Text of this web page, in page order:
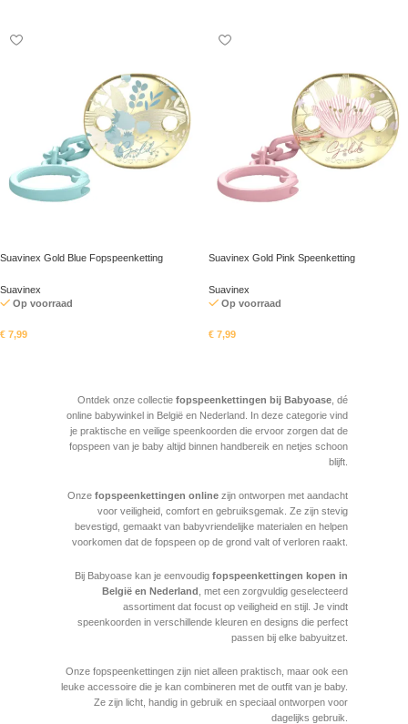
Suavinex Gold Blue Fopspeenketting
Suavinex
Op voorraad
€ 7,99
Suavinex Gold Pink Speenketting
Suavinex
Op voorraad
€ 7,99
Ontdek onze collectie fopspeenkettingen bij Babyoase, dé
online babywinkel in België en Nederland. In deze categorie vind
je praktische en veilige speenkoorden die ervoor zorgen dat de
fopspeen van je baby altijd binnen handbereik en netjes schoon
blijft.
Onze fopspeenkettingen onlinezijn ontworpen met aandacht
voor veiligheid, comfort en gebruiksgemak. Ze zijn stevig
bevestigd, gemaakt van babyvriendelijke materialen en helpen
voorkomen dat de fopspeen op de grond valt of verloren raakt.
Bij Babyoase kan je eenvoudig fopspeenkettingen kopen in
België en Nederland , met een zorgvuldig geselecteerd
assortiment dat focust op veiligheid en stijl. Je vindt
speenkoorden in verschillende kleuren en designs die perfect
passen bij elke babyuitzet.
Onze fopspeenkettingen zijn niet alleen praktisch, maar ook een
leuke accessoire die je kan combineren met de outfit van je baby.
Ze zijn licht, handig in gebruik en speciaal ontworpen voor
dagelijks gebruik.